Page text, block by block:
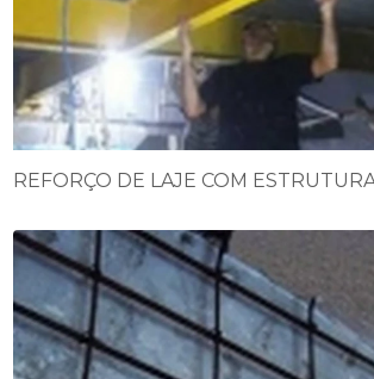
REFORÇO DE LAJE COM